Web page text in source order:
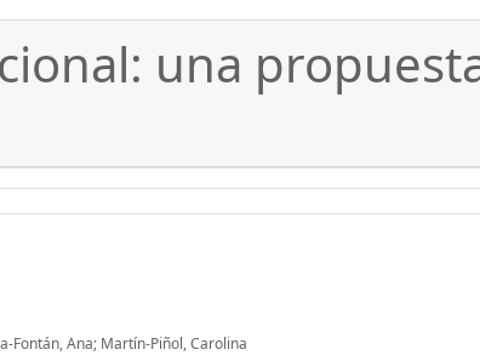
una
Fontán, Ana; Martín-Piñol, Carolina